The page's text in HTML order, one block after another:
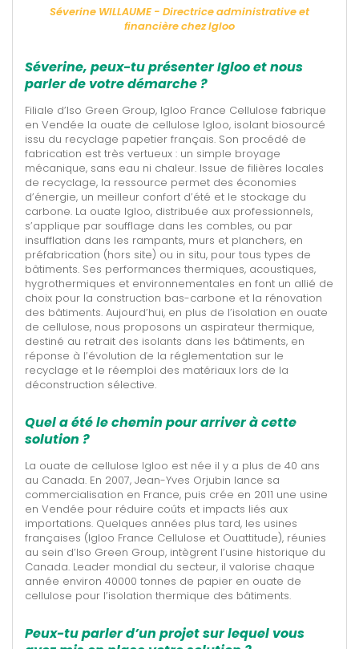
Séverine WILLAUME - Directrice administrative et
financière chez Igloo
Séverine, peux-tu présenter Igloo et nous
parler de votre démarche ?
Filiale d’Iso Green Group, Igloo France Cellulose fabrique
en Vendée la ouate de cellulose Igloo, isolant biosourcé
issu du recyclage papetier français. Son procédé de
fabrication est très vertueux : un simple broyage
mécanique, sans eau ni chaleur. Issue de filières locales
de recyclage, la ressource permet des économies
d’énergie, un meilleur confort d’été et le stockage du
carbone. La ouate Igloo, distribuée aux professionnels,
s’applique par soufflage dans les combles, ou par
insufflation dans les rampants, murs et planchers, en
préfabrication (hors site) ou in situ, pour tous types de
bâtiments. Ses performances thermiques, acoustiques,
hygrothermiques et environnementales en font un allié de
choix pour la construction bas-carbone et la rénovation
des bâtiments. Aujourd’hui, en plus de l’isolation en ouate
de cellulose, nous proposons un aspirateur thermique,
destiné au retrait des isolants dans les bâtiments, en
réponse à l’évolution de la réglementation sur le
recyclage et le réemploi des matériaux lors de la
déconstruction sélective.
Quel a été le chemin pour arriver à cette
solution ?
La ouate de cellulose Igloo est née il y a plus de 40 ans
au Canada. En 2007, Jean-Yves Orjubin lance sa
commercialisation en France, puis crée en 2011 une usine
en Vendée pour réduire coûts et impacts liés aux
importations. Quelques années plus tard, les usines
françaises (Igloo France Cellulose et Ouattitude), réunies
au sein d’Iso Green Group, intègrent l’usine historique du
Canada. Leader mondial du secteur, il valorise chaque
année environ 40000 tonnes de papier en ouate de
cellulose pour l’isolation thermique des bâtiments.
Peux-tu parler d’un projet sur lequel vous